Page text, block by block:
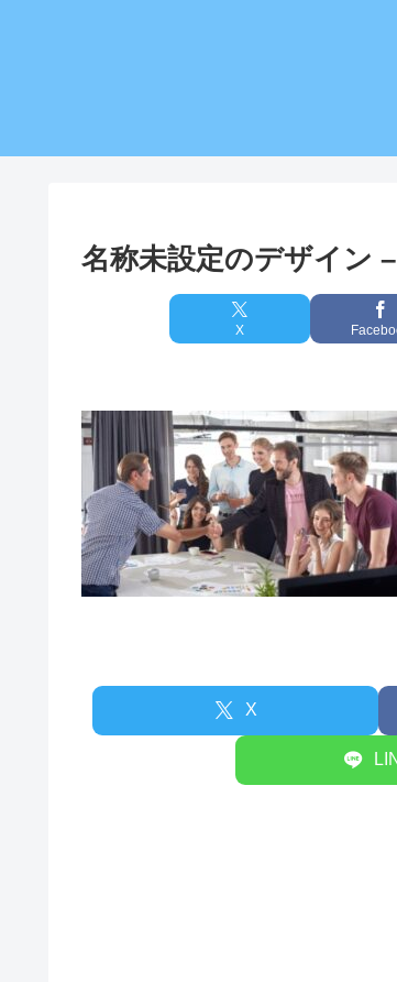
名称未設定のデザイン
X
X